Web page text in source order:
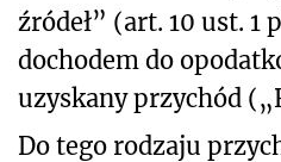
źródeł” (art. 10 ust. 1
dochodem do
uzyskany przychód
Do tego rodzaju